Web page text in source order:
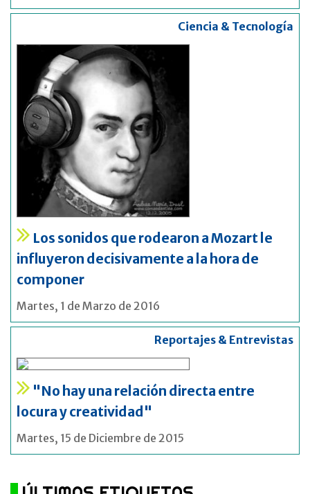
Ciencia & Tecnología
Los sonidos que rodearon a Mozart le
influyeron decisivamente a la hora de
componer
Martes, 1 de Marzo de 2016
Reportajes & Entrevistas
"No hay una relación directa entre
locura y creatividad"
Martes, 15 de Diciembre de 2015